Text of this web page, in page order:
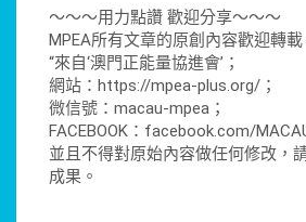
～～～用力點讚 歡迎分享～～～
MPEA所有文章的原創內容歡迎轉載
“來自‘澳門正能量協進會’；
網站：https://mpea-plus.org/；
微信號：macau-mpea；
FACEBOOK：facebook.com/
並且不得對原始內容做任何修改，
成果。